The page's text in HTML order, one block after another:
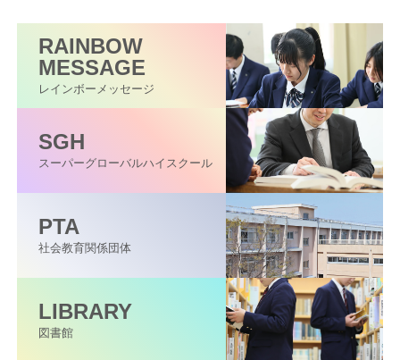
RAINBOW
MESSAGE
レインボーメッセージ
SGH
スーパーグローバルハイスクール
PTA
社会教育関係団体
LIBRARY
図書館